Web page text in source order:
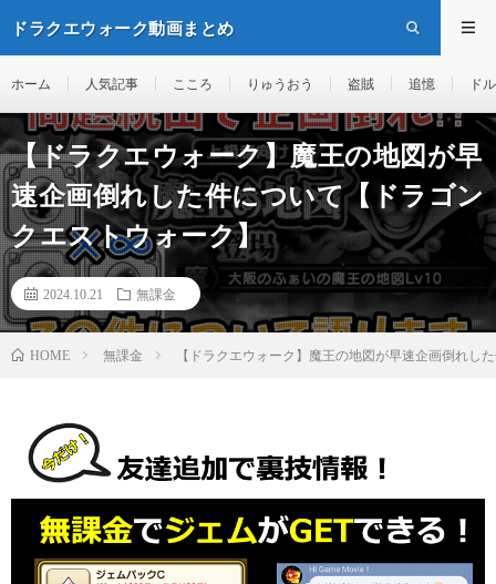
ドラクエウォーク動画まとめ
ホーム 人気記事 こころ りゅうおう 盗賊 追憶 ド
【ドラクエウォーク】魔王の地図が早
速企画倒れした件について【ドラゴン
クエストウォーク】
2024.10.21 無課金
HOME 無課金 【ドラクエウォーク】魔王の地図が早速企画倒れし